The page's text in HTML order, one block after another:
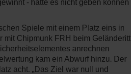
- hätte es nicht geben können
Spiele mit einem Platz eins in
mit Chipmunk FRH beim Geländeritt
anrechnen
kam ein Abwurf hinzu. Der
acht. „Das Ziel war null und